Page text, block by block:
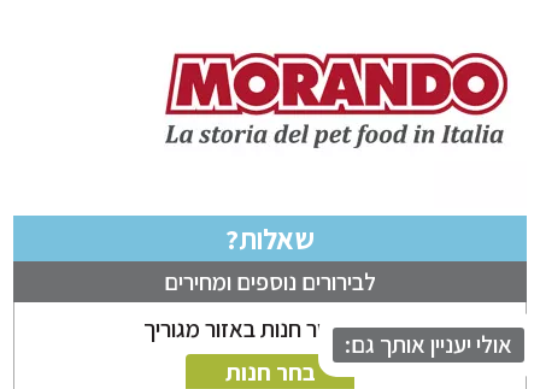
שאלות?
לבירורים נוספים ומחירים
ניתן לבחור חנות באזור מגוריך
בחר חנות
יעניין אותך גם: